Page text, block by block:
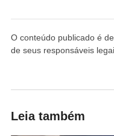
O conteúdo publicado é
de seus responsáveis
Leia também